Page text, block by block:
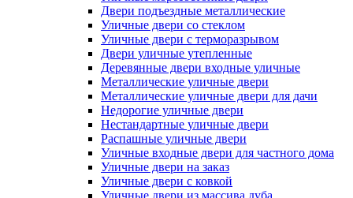
Двери подъездные металлические
Уличные двери со стеклом
Уличные двери с терморазрывом
Двери уличные утепленные
Деревянные двери входные уличные
Металлические уличные двери
Металлические уличные двери для дачи
Недорогие уличные двери
Нестандартные уличные двери
Распашные уличные двери
Уличные входные двери для частного дома
Уличные двери на заказ
Уличные двери с ковкой
Уличные двери из массива дуба